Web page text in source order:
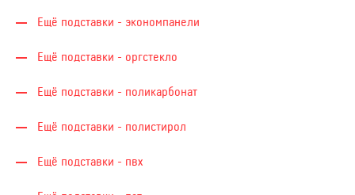
Ещё подставки - экономпанели
Ещё подставки - оргстекло
Ещё подставки - поликарбонат
Ещё подставки - полистирол
Ещё подставки - пвх